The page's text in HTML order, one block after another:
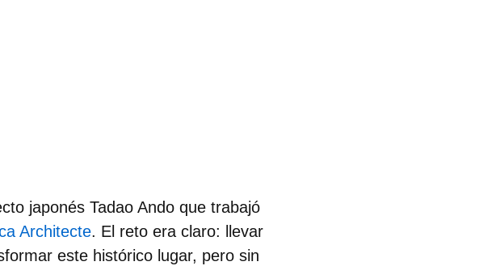
japonés Tadao Ando que trabajó
Architecte. El reto era claro: llevar
este histórico lugar, pero sin